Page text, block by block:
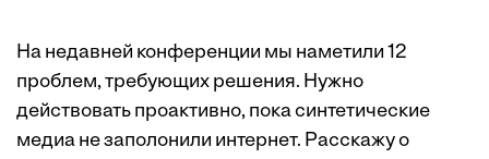
На недавней конференции мы наметили 12
проблем, требующих решения. Нужно
действовать проактивно, пока синтетические
медиа не заполонили интернет. Расскажу о